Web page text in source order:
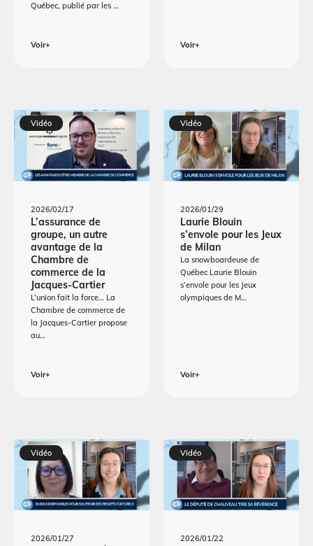
Québec, publié par les …
Voir+ Voir+
Vidéo
2026/02/17
L’assurance de
groupe, un autre
avantage de la
Chambre de
commerce de la
Jacques-Cartier
L’union fait la force… La
Chambre de commerce de
la Jacques-Cartier propose
au…
Voir+
Vidéo
2026/01/29
Laurie Blouin
s’envole pour les Jeux
de Milan
La snowboardeuse de
Québec Laurie Blouin
s’envole pour les Jeux
olympiques de M…
Voir+
Vidéo
2026/01/27
Vidéo
2026/01/22